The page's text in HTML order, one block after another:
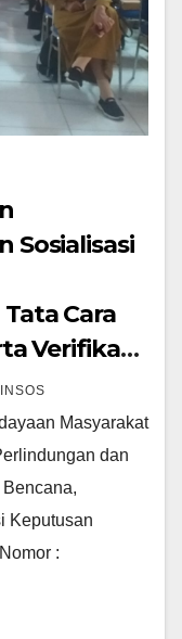
Sosialisasi
Cara
Verifikasi
Masyarakat
dan
Keputusan
: